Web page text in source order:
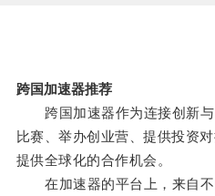
跨国加速器推荐
跨国加速器作为连接创新与
比赛、举办创业营、提供投资
提供全球化的合作机会。
在加速器的平台上，来自不